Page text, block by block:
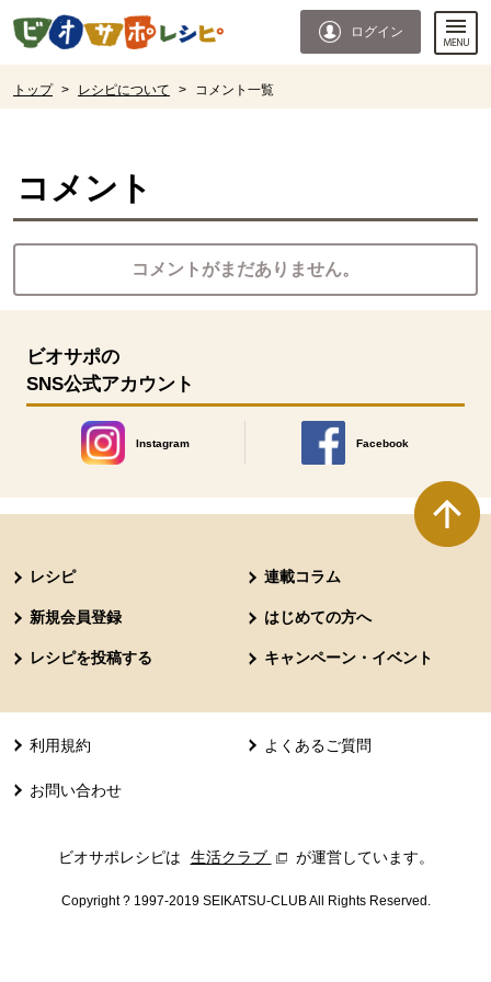
ページの先頭です。
ログイン
トップ > レシピについて > コメント一覧
コメント
コメントがまだありません。
ビオサポの
SNS公式アカウント
Instagram
別のウィンドウで開きます。
Facebook
別のウィンドウで開きます
レシピ 連載コラム
新規会員登録 はじめての方へ
レシピを投稿する キャンペーン・イベント
利用規約 よくあるご質問
お問い合わせ
ビオサポレシピは 生活クラブ 別のウィンドウで開きます。
が運営しています。
Copyright ? 1997-2019 SEIKATSU-CLUB All Rights Reserved.